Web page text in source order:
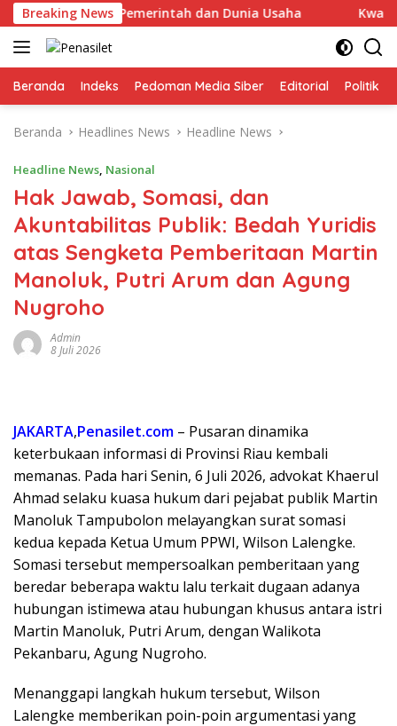
Langsung
ke
konten
Breaking News
Pemerintah dan Dunia Usaha Kwarcab Musi
Beranda Indeks Pedoman Media Siber Editorial Politik
Beranda Headlines News Headline News
Headline News, Nasional
Hak Jawab, Somasi, dan
Akuntabilitas Publik: Bedah Yuridis
atas Sengketa Pemberitaan Martin
Manoluk, Putri Arum dan Agung
Nugroho
Admin
8 Juli 2026
JAKARTA,Penasilet.com – Pusaran dinamika
keterbukaan informasi di Provinsi Riau kembali
memanas. Pada hari Senin, 6 Juli 2026, advokat Khaerul
Ahmad selaku kuasa hukum dari pejabat publik Martin
Manoluk Tampubolon melayangkan surat somasi
kedua kepada Ketua Umum PPWI, Wilson Lalengke.
Somasi tersebut mempersoalkan pemberitaan yang
beredar beberapa waktu lalu terkait dugaan adanya
hubungan istimewa atau hubungan khusus antara istri
Martin Manoluk, Putri Arum, dengan Walikota
Pekanbaru, Agung Nugroho.
Menanggapi langkah hukum tersebut, Wilson
Lalengke memberikan poin-poin argumentasi yang